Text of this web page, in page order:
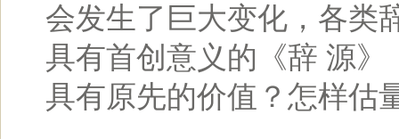
会发生了巨大变化，各类
具有首创意义的《辞 源
具有原先的价值？怎样估